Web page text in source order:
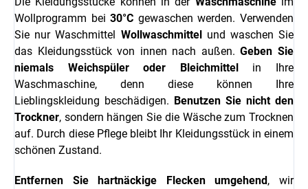
Wollprogramm bei30°C gewaschen werden. Verwenden
Sie nur Waschmittel Wollwaschmittelund waschen Sie
das Kleidungsstück von innen nach außen.Geben Sie
niemals Weichspüler oder Bleichmittelin Ihre
Waschmaschine, denn diese können Ihre
Lieblingskleidung beschädigen. Benutzen Sie nicht den
Trockner, sondern hängen Sie die Wäsche zum Trocknen
auf. Durch diese Pflege bleibt Ihr Kleidungsstück in einem
schönen Zustand.
Entfernen Sie hartnäckige Flecken umgehend, wir